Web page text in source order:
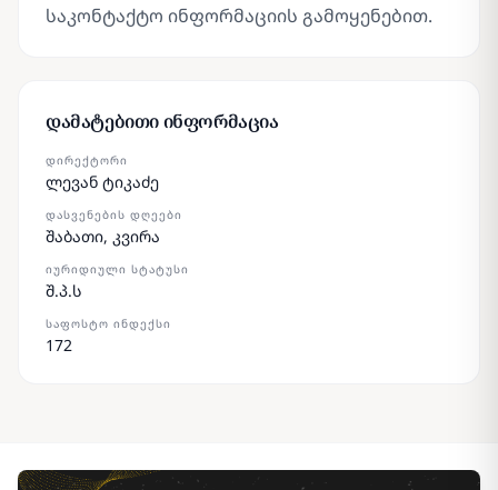
საკონტაქტო ინფორმაციის გამოყენებით.
დამატებითი ინფორმაცია
ᲓᲘᲠᲔᲥᲢᲝᲠᲘ
ლევან ტიკაძე
ᲓᲐᲡᲕᲔᲜᲔᲑᲘᲡ ᲓᲦᲔᲔᲑᲘ
შაბათი, კვირა
ᲘᲣᲠᲘᲓᲘᲣᲚᲘ ᲡᲢᲐᲢᲣᲡᲘ
შ.პ.ს
ᲡᲐᲤᲝᲡᲢᲝ ᲘᲜᲓᲔᲥᲡᲘ
172